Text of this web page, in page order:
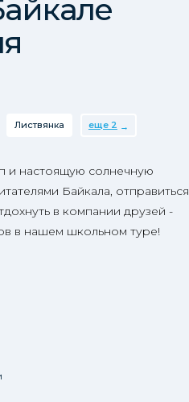
Листвянка еще 2
и настоящую солнечную
Байкала, отправиться
в компании друзей -
в нашем школьном туре!